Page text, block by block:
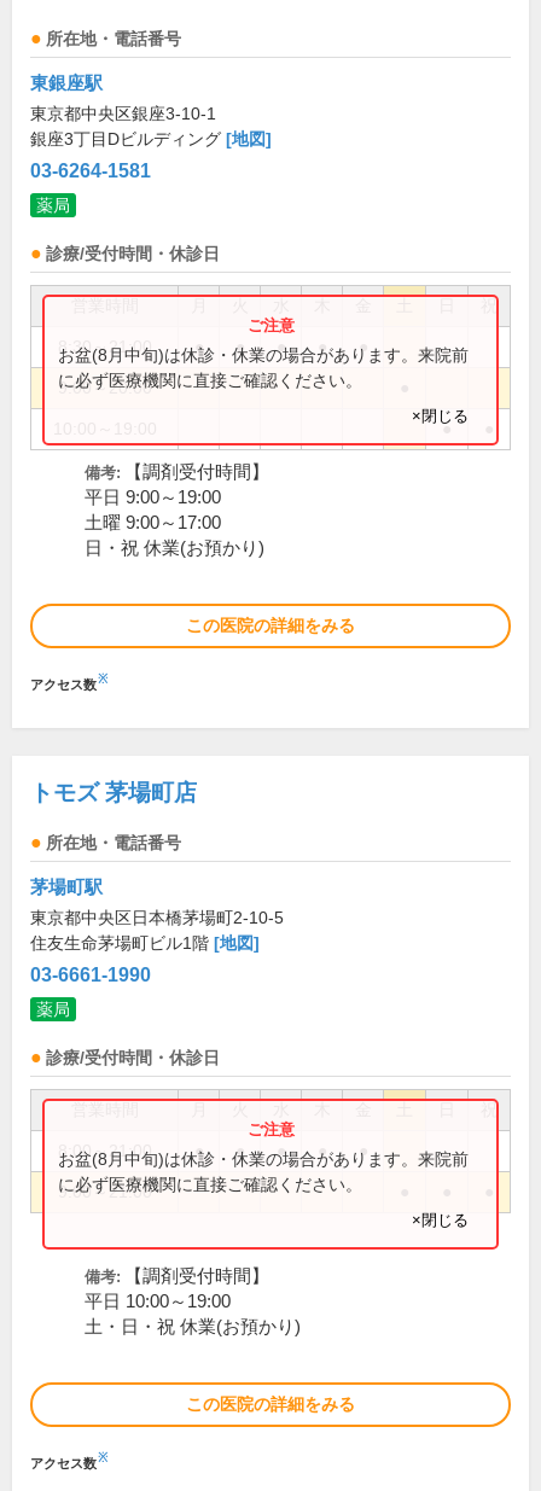
所在地・電話番号
東銀座駅
東京都中央区銀座3-10-1
銀座3丁目Dビルディング [地図]
03-6264-1581
薬局
診療/受付時間・休診日
祝
8:30～21:00 ● ● ● ● ●
9:00～20:00
●
お盆(8月中旬)は休診・休業の場合があります。来院前
に必ず医療機関に直接ご確認ください。
×閉じる
備考:
【調剤受付時間】
平日 9:00～19:00
土曜 9:00～17:00
日・祝 休業(お預かり)
この医院の詳細をみる
アクセス数※
トモズ 茅場町店
所在地・電話番号
茅場町駅
東京都中央区日本橋茅場町2-10-5
住友生命茅場町ビル1階 [地図]
03-6661-1990
薬局
診療/受付時間・休診日
祝
8:00～21:00 ● ● ● ● ●
9:00～21:00
お盆(8月中旬)は休診・休業の場合があります。来院前
に必ず医療機関に直接ご確認ください。
×閉じる
備考:
【調剤受付時間】
平日 10:00～19:00
土・日・祝 休業(お預かり)
この医院の詳細をみる
アクセス数※